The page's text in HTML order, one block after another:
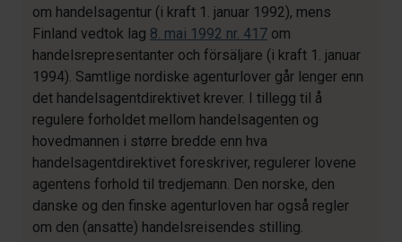
om handelsagentur (i kraft 1. januar 1992), mens
Finland vedtok lag 8. mai 1992 nr. 417 om
handelsrepresentanter och försäljare (i kraft 1. januar
1994). Samtlige nordiske agenturlover går lenger enn
det handelsagentdirektivet krever. I tillegg til å
regulere forholdet mellom handelsagenten og
hovedmannen i større bredde enn hva
handelsagentdirektivet foreskriver, regulerer lovene
agentens forhold til tredjemann. Den norske, den
danske og den finske agenturloven har også regler
om den (ansatte) handelsreisendes stilling.